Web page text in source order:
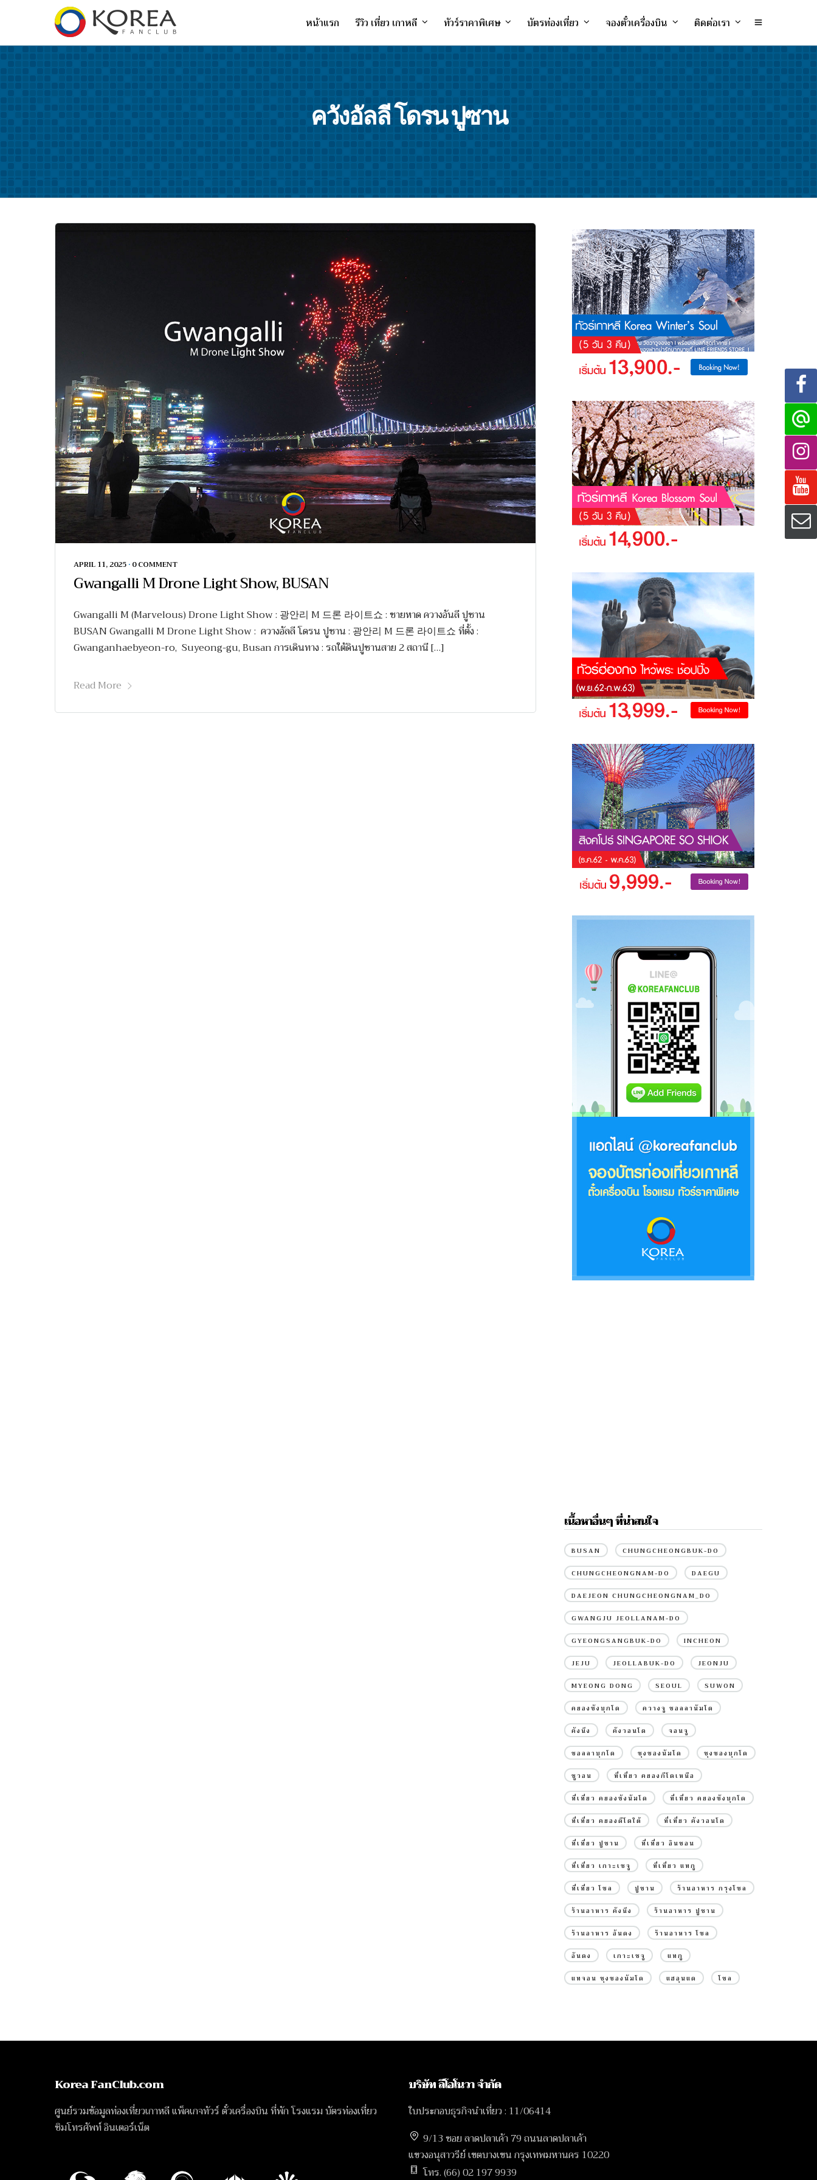
หน้าแรก รีวิว เที่ยว เกาหลี ทัวร์ราคาพิเศษ บัตรท่องเที่ยว จองตั๋วเครื่องบิน ติดต่อเรา
ควังอัลลี โดรน ปูซาน
APRIL 11, 2025 • 0 COMMENT
Gwangalli M Drone Light Show, BUSAN
Gwangalli M (Marvelous) Drone Light Show : 광안리 M 드론 라이트쇼 : ชายหาด ควางอันลี ปูซาน
BUSAN Gwangalli M Drone Light Show : ควางอัลลี โดรน ปูซาน : 광안리 M 드론 라이트쇼 ที่ตั้ง :
Gwanganhaebyeon-ro, Suyeong-gu, Busan การเดินทาง : รถใต้ดินปูซานสาย 2 สถานี […]
Read More
เนื้อหาอื่นๆ ที่น่าสนใจ
BUSAN CHUNGCHEONGBUK-DO
CHUNGCHEONGNAM-DO DAEGU
DAEJEON CHUNGCHEONGNAM_DO
GWANGJU JEOLLANAM-DO
GYEONGSANGBUK-DO INCHEON
JEJU JEOLLABUK-DO JEONJU
MYEONG DONG SEOUL SUWON
คยองซังบุกโด ควางจู ชอลลานัมโด
คังนึง คังวอนโด จอนจู
ชอลลาบุกโด ชุงชองนัมโด ชุงชองบุกโด
ซูวอน ที่เที่ยว คยองกีโดเหนือ
ที่เที่ยว คยองซังนัมโด ที่เที่ยว คยองซังบุกโด
ที่เที่ยว คยองดีโดใต้ ที่เที่ยว คังวอนโด
ที่เที่ยว ปูซาน ที่เที่ยว อินชอน
ที่เที่ยว เกาะเชจู ที่เที่ยว แทกู
ที่เที่ยว โซล ปูซาน ร้านอาหาร กรุงโซล
ร้านอาหาร คังนึง ร้านอาหาร ปูซาน
ร้านอาหาร อันดง ร้านอาหาร โซล
อันดง เกาะเชจู แทกู
แทจอน ชุงชองนัมโด แฮอุนแด โซล
Korea FanClub.com
ศูนย์รวมข้อมูลท่องเที่ยวเกาหลี แพ็คเกจทัวร์ ตั๋วเครื่องบิน ที่พัก โรงแรม บัตรท่องเที่ยว
ซิมโทรศัพท์ อินเตอร์เน็ต
บริษัท ลีโอโนวา จำกัด
ใบประกอบธุรกิจนำเที่ยว : 11/06414
9/13 ซอย ลาดปลาเค้า 79 ถนนลาดปลาเค้า
แขวงอนุสาวรีย์ เขตบางเขน กรุงเทพมหานคร 10220
โทร. (66) 02 197 9939